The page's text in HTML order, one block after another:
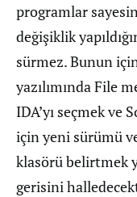
programlar
değişiklik
sürmez. Bunun
yazılımında File
IDA’yı seçmek ve
için yeni sürümü
klasörü belirtmek
gerisini